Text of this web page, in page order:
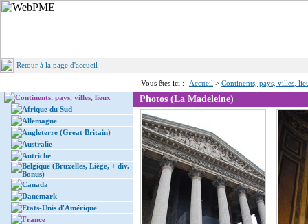
Retour à la page d'accueil
Vous êtes ici : Accueil > Continents, pays, villes,
Continents, pays, villes, lieux
Afrique du Sud
Allemagne
Angleterre (Great Britain)
Australie
Autriche
Belgique (Bruxelles, Liège, + div.
Bonus)
Canada
Danemark
Etats-Unis d'Amérique
France
Photos (La Madeleine)